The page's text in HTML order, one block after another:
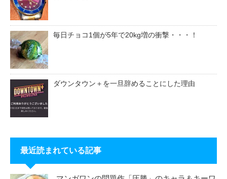
毎日チョコ1個が5年で20kg増の衝撃・・・！
ダウンタウン＋を一旦辞めることにした理由
最近読まれている記事